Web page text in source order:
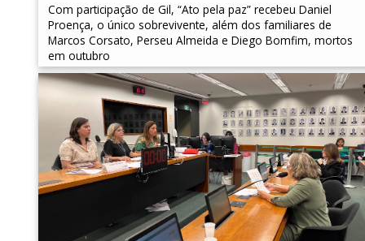
Com participação de Gil, “Ato pela paz” recebeu Daniel
Proença, o único sobrevivente, além dos familiares de
Marcos Corsato, Perseu Almeida e Diego Bomfim, mortos
em outubro